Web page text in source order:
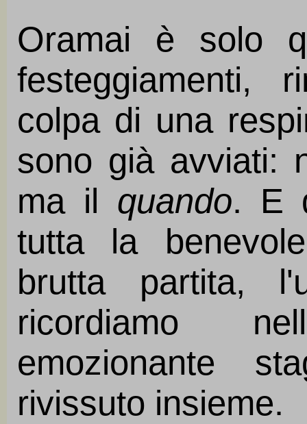
Oramai è solo
festeggiamenti,
colpa di una
sono già avviati:
ma il quando. E
tutta la
brutta partita,
ricordiamo
emozionante
rivissuto insieme.